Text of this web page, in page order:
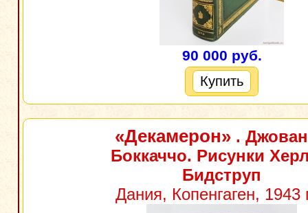
90 000 руб.
Купить
«Декамерон» .
Боккаччо. Рисунки
Бидструп
Дания, Копенгаген, 1943